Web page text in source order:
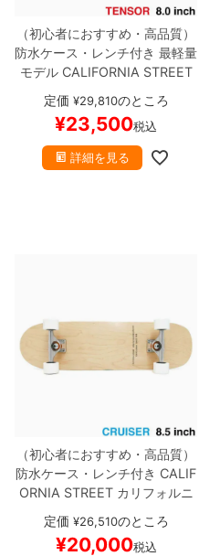
（初心者におすすめ・高品質）
防水ケース・レンチ付き 最軽量
モデルCALIFORNIA STREET
カリフォルニアストリート
プリートセット スケートボード
SIMPLE BLACK 8.0
NSOR MAG LIGHTスケートボ
ード スケボー
定価 ¥29,810のところ
¥23,500税込
詳細を見る
（初心者におすすめ・高品質）
防水ケース・レンチ付き CALIF
ORNIA STREETカリフォルニ
アストリート
スケートボード完成品 SIMP
LE CLEAR 8.5 T-SHAPE（ク
定価 ¥26,510のところ
¥20,000税込